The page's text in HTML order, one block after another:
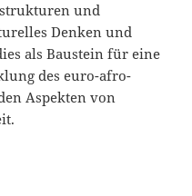
und
Denken und
als Baustein für eine
des euro-afro-
Aspekten von